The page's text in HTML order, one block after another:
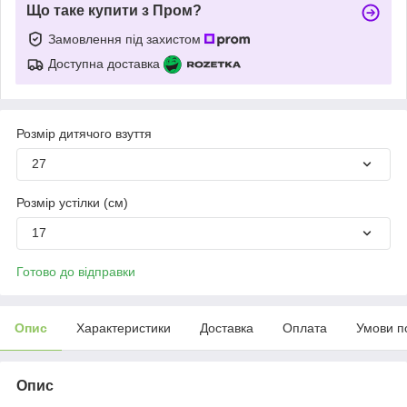
Що таке купити з Пром?
Замовлення під захистом
Доступна доставка
Розмір дитячого взуття
27
Розмір устілки (см)
17
Готово до відправки
Опис Характеристики Доставка Оплата Умови
Опис